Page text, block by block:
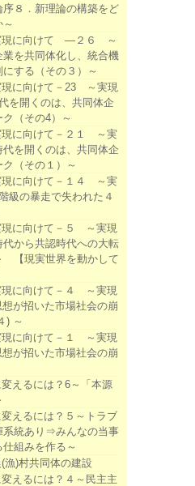
８．新理論の構築をど
現に向けて ―２６ ～
を共同体化し、統合機
する（その３）～
現に向けて－23 ～実現
を開くのは、共同体企
（その4）～
現に向けて－２１ ～実
を開くのは、共同体企
（その１）～
現に向けて－１４ ～実
級の暴走で失われた４
現に向けて－５ ～実現
から共認時代への大転
【現実世界を動かして
現に向けて－４ ～実現
が招いた市場社会の崩
) ～
現に向けて－１ ～実現
が招いた市場社会の崩
えるには？6～「本源
えるには？５～トラブ
系統あり⇒みんなの当事
組みを作る～
)村共同体の建設
えるには？４～民主主